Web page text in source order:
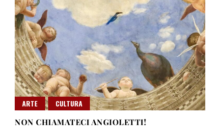
ARTE
CULTURA
NON CHIAMATECI ANGIOLETTI!